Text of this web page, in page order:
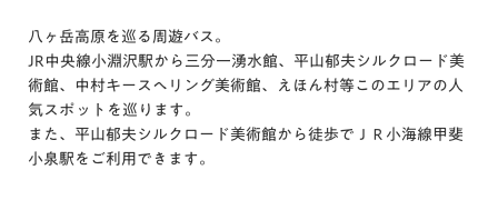
八ヶ岳高原を巡る周遊バス。
JR中央線小淵沢駅から三分一湧水館、平山郁夫シルクロード美
術館、中村キースへリング美術館、えほん村等このエリアの人
気スポットを巡ります。
また、平山郁夫シルクロード美術館から徒歩でＪＲ小海線甲斐
小泉駅をご利用できます。